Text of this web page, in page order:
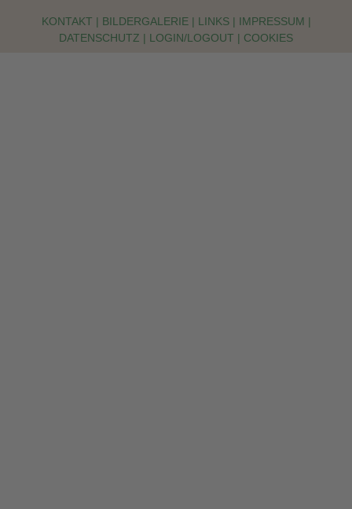
KONTAKT | BILDERGALERIE| LINKS| IMPRESSUM |
DATENSCHUTZ | LOGIN/LOGOUT | COOKIES